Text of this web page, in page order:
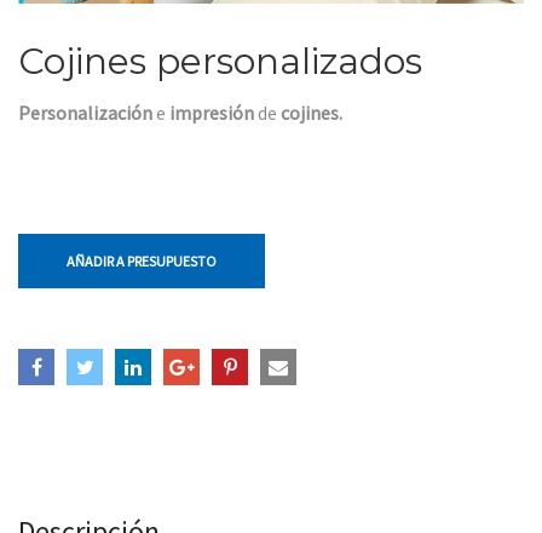
Cojines personalizados
Personalizacióne impresiónde cojines.
AÑADIR A PRESUPUESTO